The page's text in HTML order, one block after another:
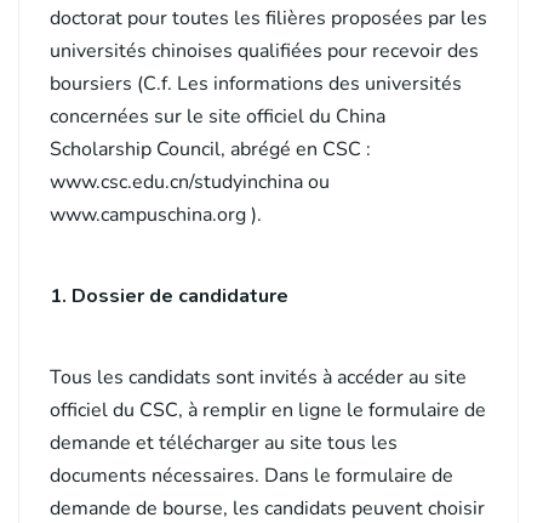
doctorat pour toutes les filières proposées par les
universités chinoises qualifiées pour recevoir des
boursiers (C.f. Les informations des universités
concernées sur le site officiel du China
Scholarship Council, abrégé en CSC :
www.csc.edu.cn/studyinchina ou
www.campuschina.org ).
1. Dossier de candidature
Tous les candidats sont invités à accéder au site
officiel du CSC, à remplir en ligne le formulaire de
demande et télécharger au site tous les
documents nécessaires. Dans le formulaire de
demande de bourse, les candidats peuvent choisir